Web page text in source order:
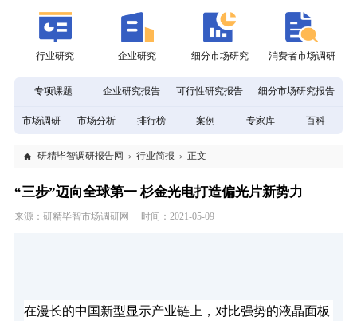
行业研究 企业研究 细分市场研究 消费者市场调研
专项课题 企业研究报告 可行性研究报告 细分市场研究报告
市场调研 市场分析 排行榜 案例 专家库 百科
研精毕智调研报告网 行业简报 正文
“三步”迈向全球第一 杉金光电打造偏光片新势力
来源：研精毕智市场调研网 时间：2021-05-09
在漫长的中国新型显示产业链上，对比强势的液晶面板